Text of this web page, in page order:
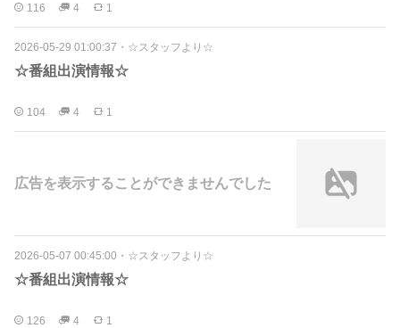
116 4 1
2026-05-29 01:00:37 ・ ☆スタッフより☆
☆番組出演情報☆
104 4 1
広告を表示することができませんでした
2026-05-07 00:45:00 ・ ☆スタッフより☆
☆番組出演情報☆
126 4 1